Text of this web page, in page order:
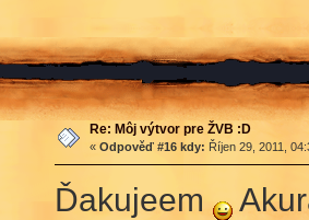
Re: Môj výtvor pre ŽVB :D
« Odpověď #16 kdy: Říjen 29, 2011,
Ďakujeem